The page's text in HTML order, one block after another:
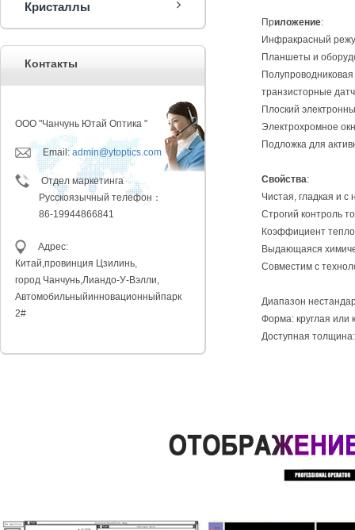
Кристаллы
Контакты
ООО "Чанчунь Ютай Оптика "
Email:admin@ytoptics.com
Отдел маркетинга
Русскоязычный телефон：
86-19944866841
Адрес:
Китай,провинция Цзилинь,
город Чанчунь,Лиандо-У-Вэлли,
Автомобильныйинновационныйпарк
2#
Приложение:
Инфракрасный
Планшеты и
транзисторные
Плоский
Электрохромное
Подложка для
Свойства:
Чистая, гладкая и
Строгий контроль
Коэффициент
Выдающаяся
Совместим с
Диапазон
Форма: круглая или
Доступная